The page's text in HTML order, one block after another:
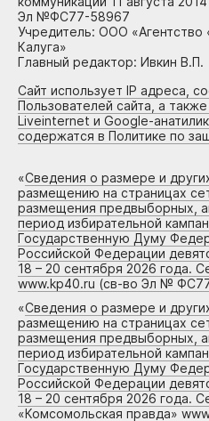
Эл №ФС77-58967
Учредитель: ООО «Агентство
Калуга»
Главный редактор: Ивкин В.П.
Сайт использует IP адреса,
Пользователей сайта, а
Liveinternet и Google-
содержатся в Политике по
«Сведения о размере и
размещению на страницах
размещения предвыборных,
период избирательной
Государственную Думу
Российской Федерации
18 – 20 сентября 2026 года.
www.kp40.ru (св-во Эл №
«Сведения о размере и
размещению на страницах
размещения предвыборных,
период избирательной
Государственную Думу
Российской Федерации
18 – 20 сентября 2026 года.
«Комсомольская правда»